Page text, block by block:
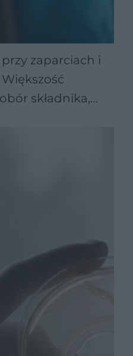
zaparciach i
składnika,